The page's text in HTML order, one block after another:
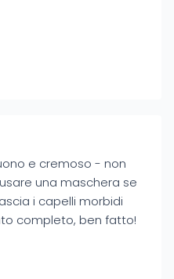
e cremoso - non
una maschera se
i capelli morbidi
completo, ben fatto!